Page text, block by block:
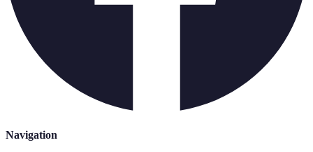
Navigation